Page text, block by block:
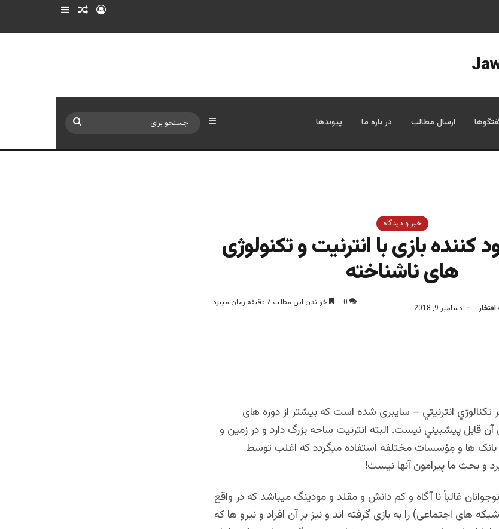
ورود نوشته تصادفی
ارسال مطالب در باره ما پیوندها سایدبار
خبر و دیدگاه
کننده بازی با انترنیت و تکنولوژی
های ناشناخته
افتخار دسامبر 9, 2018
0 خواندن این مطلب 7 دقیقه زمان میبرد
تكنالوژي انترنيتي – سایبری شده است كه بیشتر از دوره های
قابل پيشبیني نيست. البته انترنیت ساحه بزرگ دارد و در زمین و
و بانک ها و مِؤسسات مختلفه استفاده میگردد که اغلب توسط
و بحث ما پیرامون آنها نیست!
غالباً نا آگاه و کم دانش و مقلد و مودینگ میباشد که در واقع
های اجتماعی) را به بازی گرفته اند و نیز بر آن افراد و نیرو ها که